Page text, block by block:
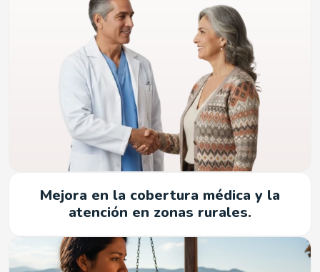
Mejora en la cobertura médica y la
atención en zonas rurales.